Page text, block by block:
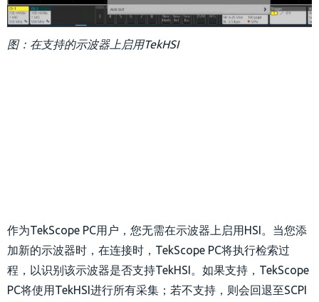
图：在支持的示波器上启用TekHSI
作为TekScope PC用户，您无需在示波器上启用HSI。当您添
加新的示波器时，在连接时，TekScope PC将执行检索过
程，以识别该示波器是否支持TekHSI。如果支持，TekScope
PC将使用TekHSI进行所有采集；若不支持，则会回退至SCPI